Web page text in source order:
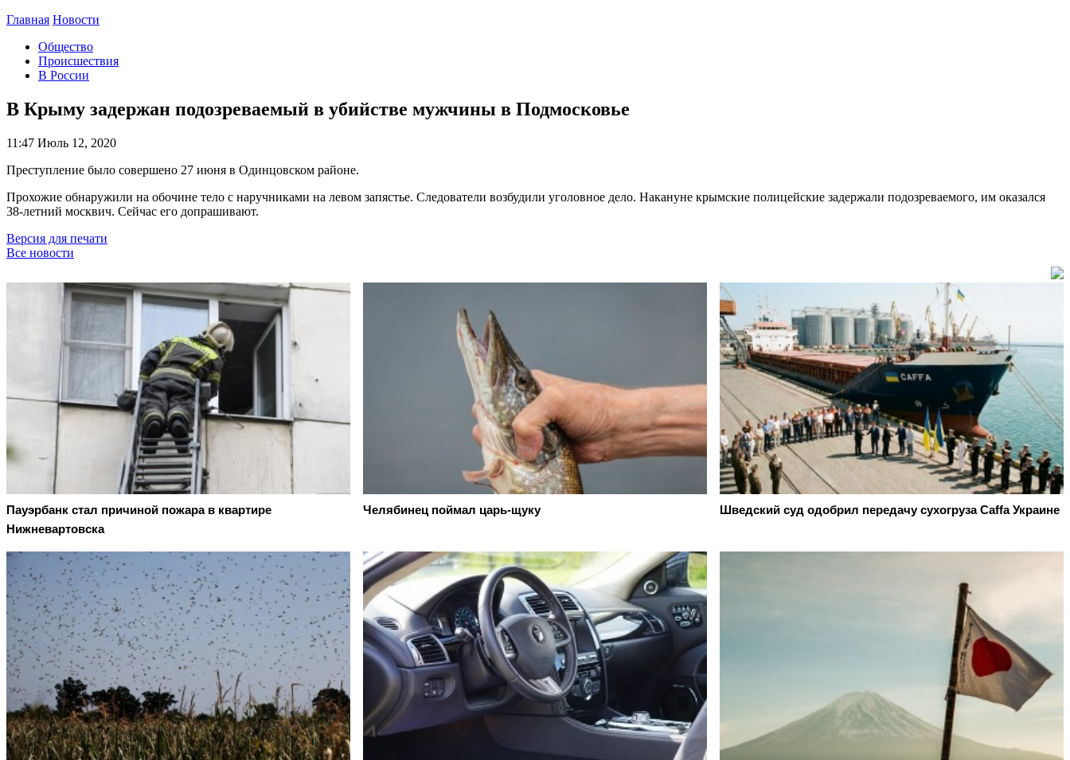
Главная Новости
Общество
Происшествия
В России
В Крыму задержан подозреваемый в убийстве мужчины в Подмосковье
11:47 Июль 12, 2020
Преступление было совершено 27 июня в Одинцовском районе.
Прохожие обнаружили на обочине тело с наручниками на левом запястье. Следователи возбудили уголовное дело. Накануне крымские полицейские задержали подозреваемого, им оказался
38-летний москвич. Сейчас его допрашивают.
Версия для печати
Все новости
Пауэрбанк стал причиной пожара в квартире
Нижневартовска
Челябинец поймал царь-щуку Шведский суд одобрил передачу сухогруза Caffa Украине